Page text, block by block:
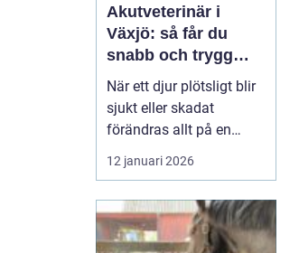
Akutveterinär i
Växjö: så får du
snabb och trygg
hjälp för ditt djur
När ett djur plötsligt blir
sjukt eller skadat
förändras allt på en
sekund. Pulsen stiger,
oron tar över och många
samtidigt. Var finns
närmasteakut...
12 januari 2026